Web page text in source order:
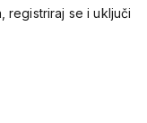
registriraj se i uključi